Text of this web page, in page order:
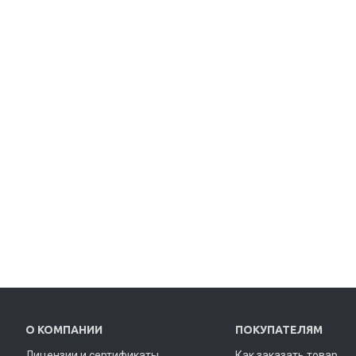
О КОМПАНИИ
ПОКУПАТЕЛЯМ